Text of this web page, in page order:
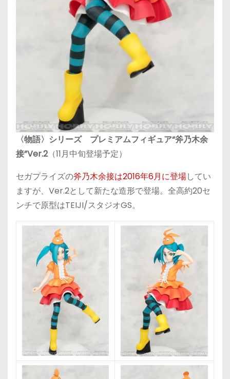
〈物語〉シリーズ プレミアムフィギュア“斧乃木余
接”Ver.2（11月中旬登場予定）
セガプライズの斧乃木余接は2016年6月に登場してい
ますが、Ver.2として新たな造形で登場。全高約20セ
ンチで原型はTEIJI/スタジオGS。